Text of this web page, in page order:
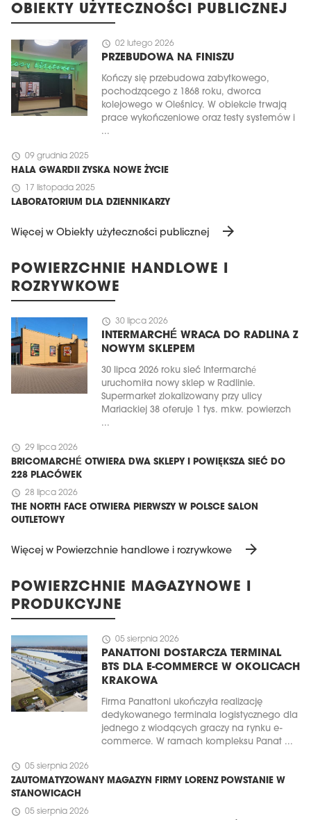
OBIEKTY UŻYTECZNOŚCI PUBLICZNEJ
schedule 02 lutego 2026
PRZEBUDOWA NA FINISZU
Kończy się przebudowa zabytkowego,
pochodzącego z 1868 roku, dworca
kolejowego w Oleśnicy. W obiekcie trwają
prace wykończeniowe oraz testy systemów i
...
schedule 09 grudnia 2025
HALA GWARDII ZYSKA NOWE ŻYCIE
schedule 17 listopada 2025
LABORATORIUM DLA DZIENNIKARZY
Więcej w Obiekty użyteczności publicznej arrow_forward
POWIERZCHNIE HANDLOWE I
ROZRYWKOWE
schedule 30 lipca 2026
INTERMARCHÉ WRACA DO RADLINA Z
NOWYM SKLEPEM
30 lipca 2026 roku sieć Intermarché
uruchomiła nowy sklep w Radlinie.
Supermarket zlokalizowany przy ulicy
Mariackiej 38 oferuje 1 tys. mkw. powierzch
...
schedule 29 lipca 2026
BRICOMARCHÉ OTWIERA DWA SKLEPY I POWIĘKSZA SIEĆ DO
228 PLACÓWEK
schedule 28 lipca 2026
THE NORTH FACE OTWIERA PIERWSZY W POLSCE SALON
OUTLETOWY
Więcej w Powierzchnie handlowe i rozrywkowe arrow_forward
POWIERZCHNIE MAGAZYNOWE I
PRODUKCYJNE
schedule 05 sierpnia 2026
PANATTONI DOSTARCZA TERMINAL
BTS DLA E-COMMERCE W OKOLICACH
KRAKOWA
Firma Panattoni ukończyła realizację
dedykowanego terminala logistycznego dla
jednego z wiodących graczy na rynku e-
commerce. W ramach kompleksu Panat ...
schedule 05 sierpnia 2026
ZAUTOMATYZOWANY MAGAZYN FIRMY LORENZ POWSTANIE W
STANOWICACH
schedule 05 sierpnia 2026